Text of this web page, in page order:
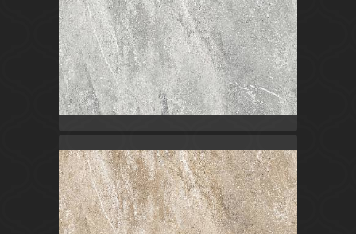
Серый
Россия
Титан
LB-CERAMICS
Бежевый
Россия